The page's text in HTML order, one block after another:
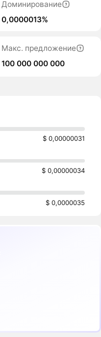
Доминирование
0,0000013%
Макс. предложение
100 000 000 000
$ 0,00000031
$ 0,00000034
$ 0,0000035